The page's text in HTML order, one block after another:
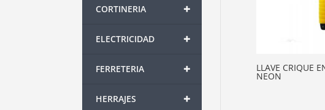
LLAVE CRIQUE
NEON
+
CORTINERIA
+
ELECTRICIDAD
+
FERRETERIA
+
HERRAJES